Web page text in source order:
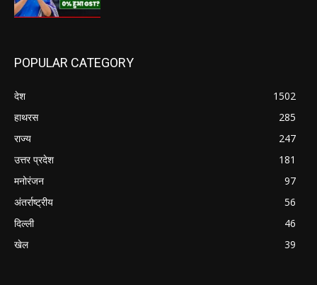
POPULAR CATEGORY
देश
1502
हाथरस
285
राज्य
247
उत्तर प्रदेश
181
मनोरंजन
97
अंतर्राष्ट्रीय
56
दिल्ली
46
खेल
39